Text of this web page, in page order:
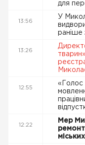
для
13:56
У
раніше
13:26
12:55
«Голос
12:22
Мер